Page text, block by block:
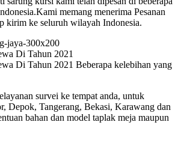
memang menerima Pesanan
kirim ke seluruh wilayah Indonesia.
Beberapa kelebihan yang
survei ke tempat anda, untuk
Depok, Tangerang, Bekasi, Karawang dan
bahan dan model taplak meja maupun